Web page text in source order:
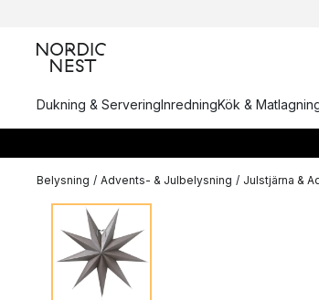
Dukning & ServeringInredningKök &
Belysning / Advents- & Julbelysning / Julstjärna &